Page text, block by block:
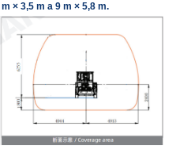
× 3,5 m a 9 m × 5,8 m.